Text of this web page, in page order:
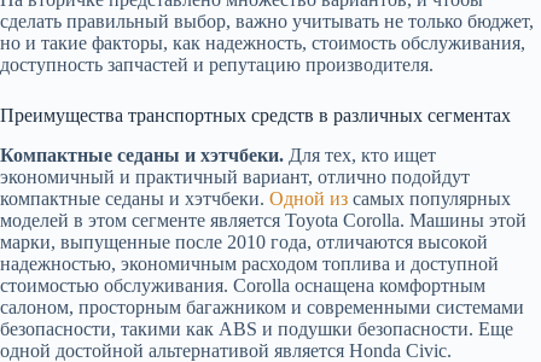
сделать правильный выбор, важно учитывать не только бюджет,
но и такие факторы, как надежность, стоимость обслуживания,
доступность запчастей и репутацию производителя.
Преимущества транспортных средств в различных сегментах
Компактные седаны и хэтчбеки. Для тех, кто ищет
экономичный и практичный вариант, отлично подойдут
компактные седаны и хэтчбеки. Одной из самых популярных
моделей в этом сегменте является Toyota Corolla. Машины этой
марки, выпущенные после 2010 года, отличаются высокой
надежностью, экономичным расходом топлива и доступной
стоимостью обслуживания. Corolla оснащена комфортным
салоном, просторным багажником и современными системами
безопасности, такими как ABS и подушки безопасности. Еще
одной достойной альтернативой является Honda Civic.